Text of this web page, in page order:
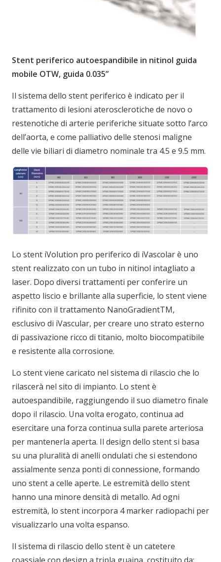
Stent periferico autoespandibile in nitinol guida
mobile OTW, guida 0.035”
Il sistema dello stent periferico è indicato per il
trattamento di lesioni aterosclerotiche de novo o
restenotiche di arterie periferiche situate sotto l’arco
dell’aorta, e come palliativo delle stenosi maligne
delle vie biliari di diametro nominale tra 4.5 e 9.5 mm.
Lo stent iVolution pro periferico di iVascolar è uno
stent realizzato con un tubo in nitinol intagliato a
laser. Dopo diversi trattamenti per conferire un
aspetto liscio e brillante alla superficie, lo stent viene
rifinito con il trattamento NanoGradientTM,
esclusivo di iVascular, per creare uno strato esterno
di passivazione ricco di titanio, molto biocompatibile
e resistente alla corrosione.
Lo stent viene caricato nel sistema di rilascio che lo
rilascerà nel sito di impianto. Lo stent è
autoespandibile, raggiungendo il suo diametro finale
dopo il rilascio. Una volta erogato, continua ad
esercitare una forza continua sulla parete arteriosa
per mantenerla aperta. Il design dello stent si basa
su una pluralità di anelli ondulati che si estendono
assialmente senza ponti di connessione, formando
uno stent a celle aperte. Le estremità dello stent
hanno una minore densità di metallo. Ad ogni
estremità, lo stent incorpora 4 marker radiopachi per
visualizzarlo una volta espanso.
Il sistema di rilascio dello stent è un catetere